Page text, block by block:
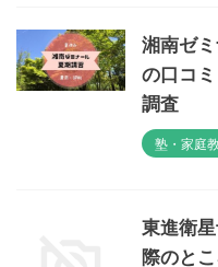
湘南ゼ
の口コ
調査
塾・家庭
東進衛
際のと